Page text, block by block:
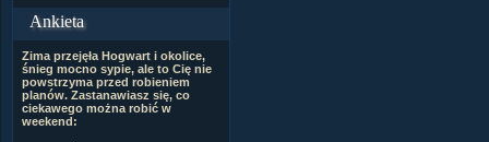
Ankieta
Zima przejęła Hogwart i okolice,
śnieg mocno sypie, ale to Cię nie
powstrzyma przed robieniem
planów. Zastanawiasz się, co
ciekawego można robić w
weekend: